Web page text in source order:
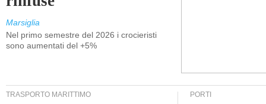
Marsiglia
Nel primo semestre del 2026 i crocieristi
sono aumentati del +5%
TRASPORTO MARITTIMO PORTI